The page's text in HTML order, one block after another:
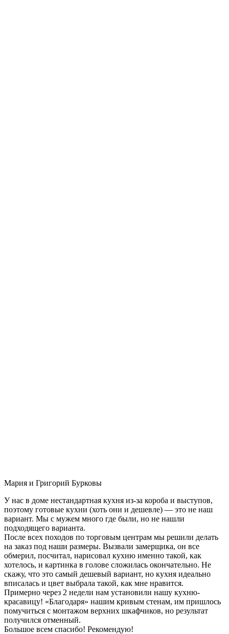
Мария и Григорий Бурковы
У нас в доме нестандартная кухня из-за короба и выступов,
поэтому готовые кухни (хоть они и дешевле) — это не наш
вариант. Мы с мужем много где были, но не нашли
подходящего варианта.
После всех походов по торговым центрам мы решили делать
на заказ под наши размеры. Вызвали замерщика, он все
обмерил, посчитал, нарисовал кухню именно такой, как
хотелось, и картинка в голове сложилась окончательно. Не
скажу, что это самый дешевый вариант, но кухня идеально
вписалась и цвет выбрала такой, как мне нравится.
Примерно через 2 недели нам установили нашу кухню-
красавицу! «Благодаря» нашим кривым стенам, им пришлось
помучиться с монтажом верхних шкафчиков, но результат
получился отменный.
Большое всем спасибо! Рекомендую!